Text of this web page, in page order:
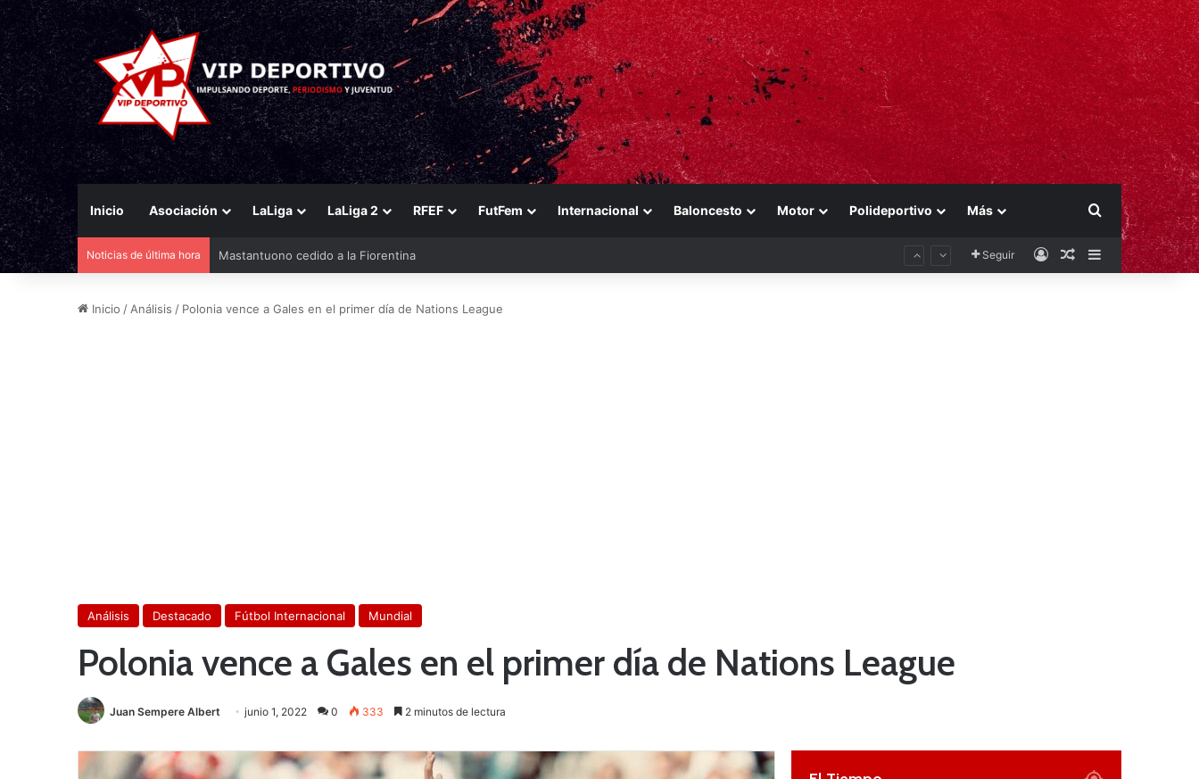
Inicio Asociación LaLiga LaLiga 2 RFEF FutFem Internacional Baloncesto Motor Polideportivo Más Buscar por
Noticias de última hora El Racing mueve ficha por Agirrezabala Seguir AccesoPublicación al
Barra lateral
Inicio / Análisis / Polonia vence a Gales en el primer día de Nations League
Análisis Destacado Fútbol Internacional Mundial
Polonia vence a Gales en el primer día de Nations League
Juan Sempere Albert junio 1, 2022 0 333 2 minutos de lectura